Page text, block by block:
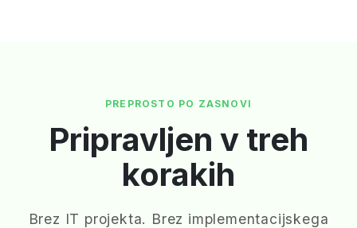
PREPROSTO PO ZASNOVI
Pripravljen v treh
korakih
Brez IT projekta. Brez implementacijskega